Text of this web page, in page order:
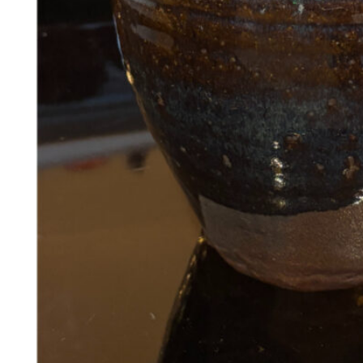
Tilføj til kurv
Se kurv Kasse